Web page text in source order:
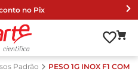
no Pix
Padrão PESO 1G INOX F1 COM